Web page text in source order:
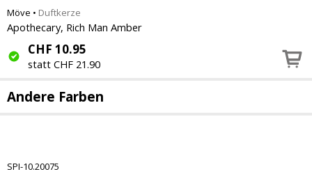
Möve • Duftkerze
Apothecary, Rich Man Amber
CHF 10.95
statt CHF 21.90
Andere Farben
SPI-10.20075